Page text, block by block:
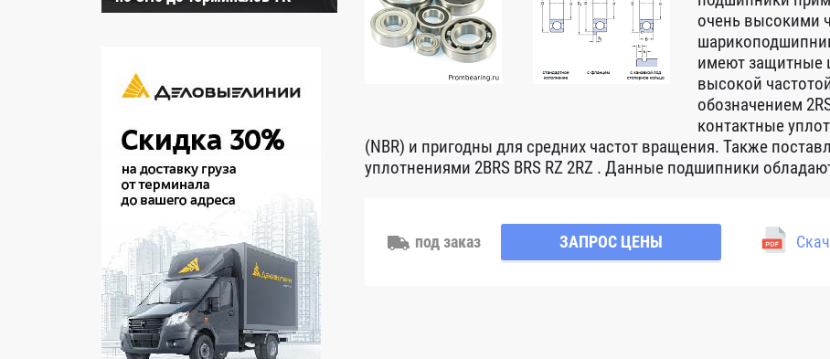
очень высокими
имеют защитные
высокой
обозначением
контактные
(NBR) и пригодны для средних частот вращения. Также
уплотнениями 2BRS BRS RZ 2RZ . Данные подшипники
под заказ ЗАПРОС ЦЕНЫ